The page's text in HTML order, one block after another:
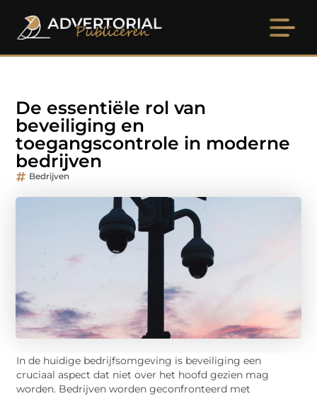
De essentiële rol van
beveiliging en
toegangscontrole in moderne
bedrijven
Bedrijven
In de huidige bedrijfsomgeving is beveiliging een
cruciaal aspect dat niet over het hoofd gezien mag
worden. Bedrijven worden geconfronteerd met